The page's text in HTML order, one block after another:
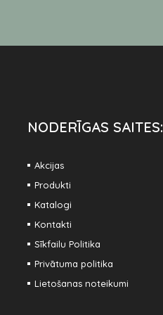
NODERĪGAS SAITES:
Akcijas
Produkti
Katalogi
Kontakti
Sīkfailu Politika
Privātuma politika
Lietošanas noteikumi